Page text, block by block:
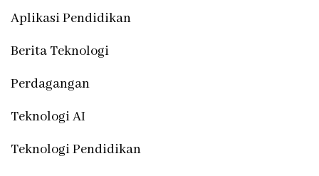
Aplikasi Pendidikan
Berita Teknologi
Perdagangan
Teknologi AI
Teknologi Pendidikan